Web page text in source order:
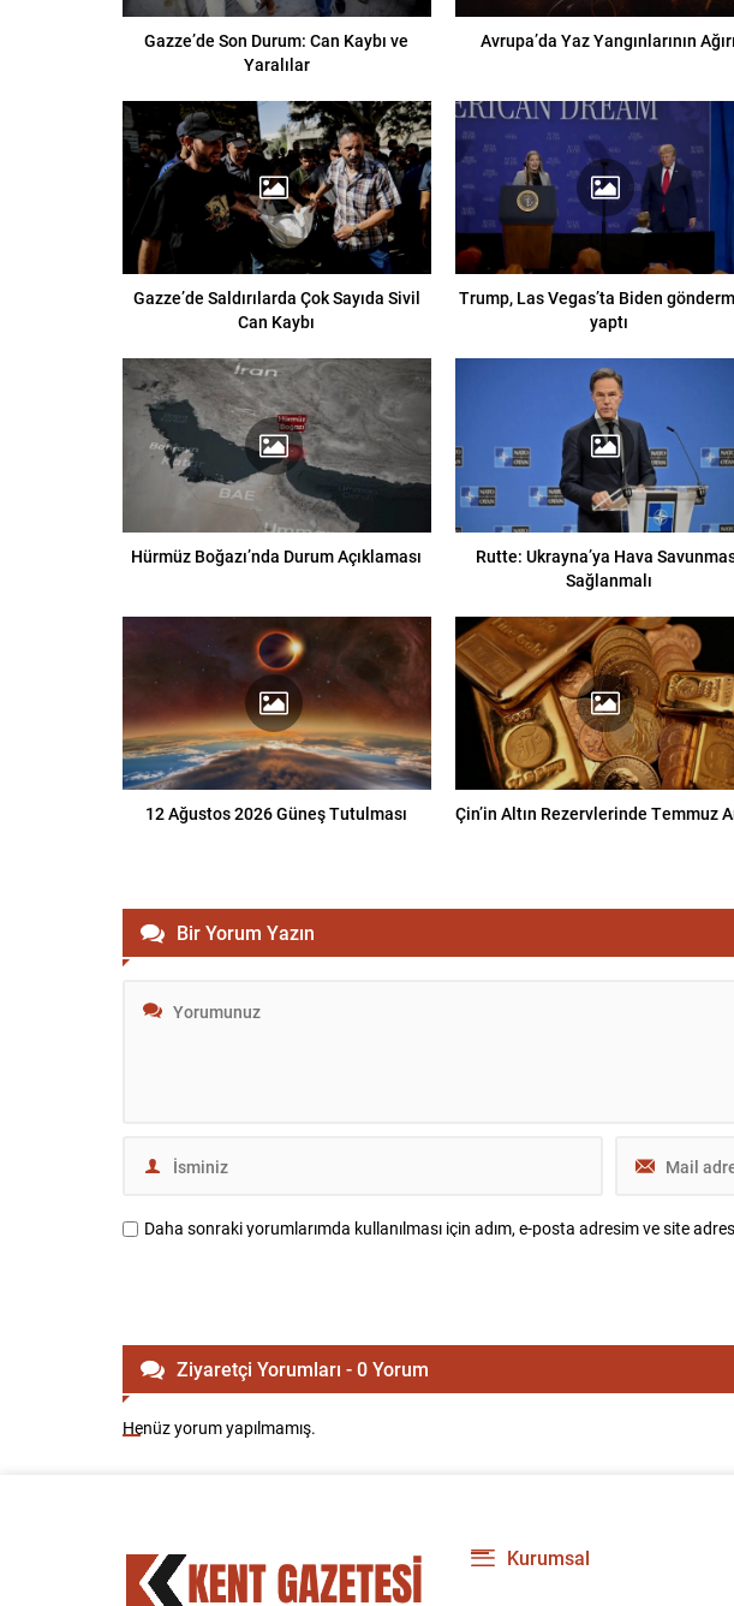
Gazze’de Son Durum: Can Kaybı ve
Yaralılar
Avrupa’da Yaz Yangınlarının Ağırı
Gazze’de Saldırılarda Çok Sayıda Sivil
Can Kaybı
Trump, Las Vegas’ta Biden
yaptı
Hürmüz Boğazı’nda Durum Açıklaması
Rutte: Ukrayna’ya Hava
Sağlanmalı
12 Ağustos 2026 Güneş Tutulması Çin’in Altın Rezervlerinde Temmuz
Bir Yorum Yazın
Daha sonraki yorumlarımda kullanılması için adım, e-posta adresim ve site
Ziyaretçi Yorumları - 0 Yorum
Henüz yorum yapılmamış.
Kurumsal